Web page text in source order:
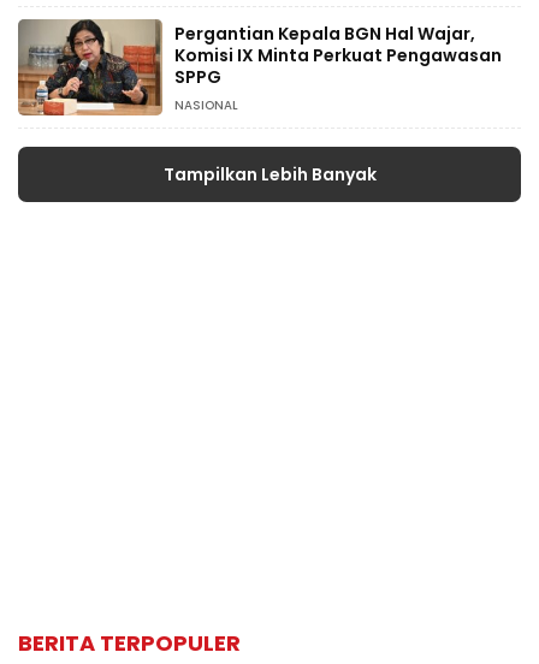
Pergantian Kepala BGN Hal Wajar,
Komisi IX Minta Perkuat Pengawasan
SPPG
NASIONAL
Tampilkan Lebih Banyak
BERITA TERPOPULER